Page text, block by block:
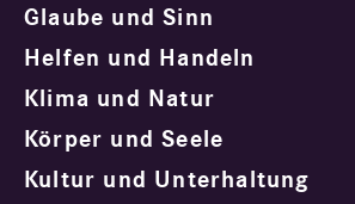
Glaube und Sinn
Helfen und Handeln
Klima und Natur
Körper und Seele
Kultur und Unterhaltung